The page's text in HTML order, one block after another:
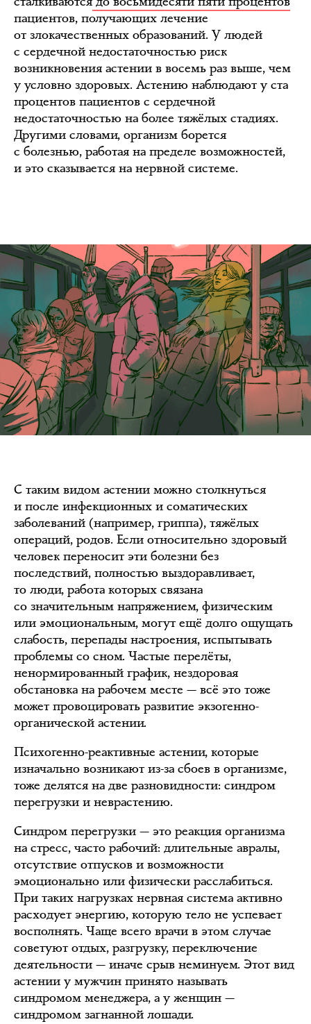
пациентов, получающих лечение
от злокачественных образований. У людей
с сердечной недостаточностью риск
возникновения астении в восемь раз выше, чем
у условно здоровых. Астению наблюдают у ста
процентов пациентов с сердечной
недостаточностью на более тяжёлых стадиях.
Другими словами, организм борется
с болезнью, работая на пределе возможностей,
и это сказывается на нервной системе.
С таким видом астении можно столкнуться
и после инфекционных и соматических
заболеваний (например, гриппа), тяжёлых
операций, родов. Если относительно здоровый
человек переносит эти болезни без
последствий, полностью выздоравливает,
то люди, работа которых связана
со значительным напряжением, физическим
или эмоциональным, могут ещё долго ощущать
слабость, перепады настроения, испытывать
проблемы со сном. Частые перелёты,
ненормированный график, нездоровая
обстановка на рабочем месте — всё это тоже
может провоцировать развитие экзогенно-
органической астении.
Психогенно-реактивные астении, которые
изначально возникают из-за сбоев в организме,
тоже делятся на две разновидности: синдром
перегрузки и неврастению.
Синдром перегрузки — это реакция организма
на стресс, часто рабочий: длительные авралы,
отсутствие отпусков и возможности
эмоционально или физически расслабиться.
При таких нагрузках нервная система активно
расходует энергию, которую тело не успевает
восполнять. Чаще всего врачи в этом случае
советуют отдых, разгрузку, переключение
деятельности — иначе срыв неминуем. Этот вид
астении у мужчин принято называть
синдромом менеджера, а у женщин —
синдромом загнанной лошади.